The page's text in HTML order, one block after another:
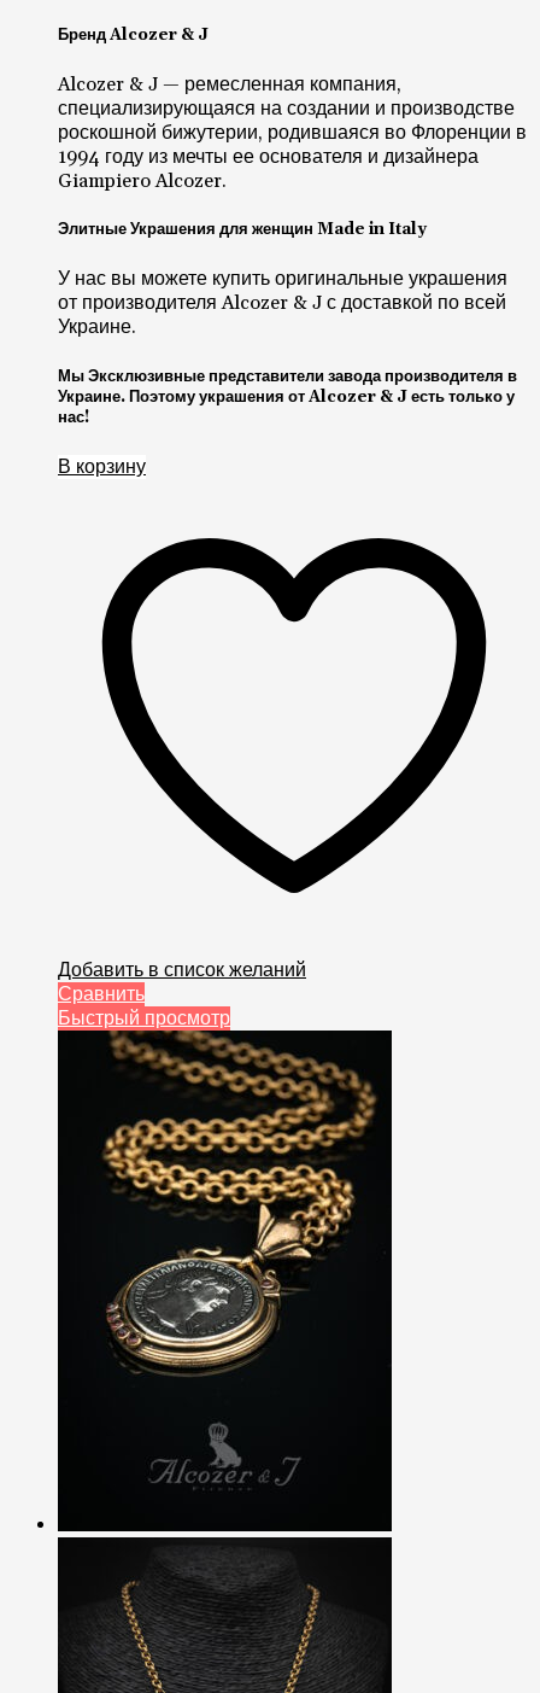
Бренд Alcozer & J
Alcozer & J — ремесленная компания,
специализирующаяся на создании и производстве
роскошной бижутерии, родившаяся во Флоренции в
1994 году из мечты ее основателя и дизайнера
Giampiero Alcozer.
Элитные Украшения для женщин Made in Italy
У нас вы можете купить оригинальные украшения
от производителя Alcozer & J с доставкой по всей
Украине.
Мы Эксклюзивные представители завода производителя в
Украине. Поэтому украшения от Alcozer & J есть только у
нас!
В корзину
Добавить в список желаний
Сравнить
Быстрый просмотр